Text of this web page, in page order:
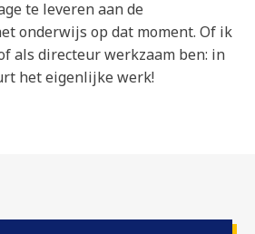
te leveren aan de
onderwijs op dat moment. Of ik
als directeur werkzaam ben: in
het eigenlijke werk!